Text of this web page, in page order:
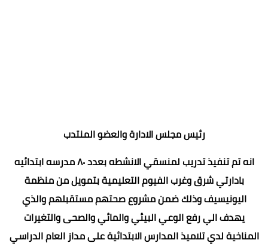
رئيس مجلس الادارة والعضو المنتدب
انه تم تنفيذ تدريب لمنسقي الانشطه بعدد ٨٠ مدرسه ابتدائيه
بادارتي شرق وغرب الفيوم التعليمية بتمويل من منظمة
اليونيسيف وذلك ضمن مشروع صحتهم مستقبلهم والذي
يهدف الي رفع الوعي البيئي والمائي والصحى والتغيرات
المناخية لدي تلاميذ المدارس الابتدائية على مداز العام الدراسي